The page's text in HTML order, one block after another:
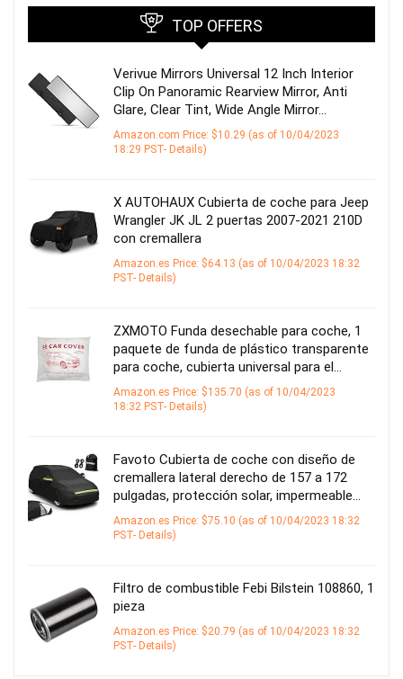
TOP OFFERS
Verivue Mirrors Universal 12 Inch Interior
Clip On Panoramic Rearview Mirror, Anti
Glare, Clear Tint, Wide Angle Mirror…
Amazon.com Price: $10.29 (as of 10/04/2023
18:29 PST- Details)
X AUTOHAUX Cubierta de coche para Jeep
Wrangler JK JL 2 puertas 2007-2021 210D
con cremallera
Amazon.es Price: $64.13 (as of 10/04/2023 18:32
PST- Details)
ZXMOTO Funda desechable para coche, 1
paquete de funda de plástico transparente
para coche, cubierta universal para el…
Amazon.es Price: $135.70 (as of 10/04/2023
18:32 PST- Details)
Favoto Cubierta de coche con diseño de
cremallera lateral derecho de 157 a 172
pulgadas, protección solar, impermeable…
Amazon.es Price: $75.10 (as of 10/04/2023 18:32
PST- Details)
Filtro de combustible Febi Bilstein 108860, 1
pieza
Amazon.es Price: $20.79 (as of 10/04/2023 18:32
PST- Details)